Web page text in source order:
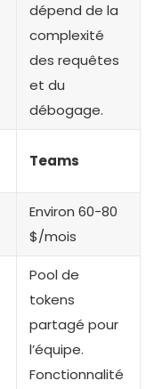
dépend de la
complexité
des requêtes
et du
débogage.
Teams
Environ 60-80
$/mois
Pool de
tokens
partagé pour
l’équipe.
Fonctionnalité